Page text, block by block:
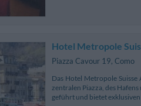
Hotel Metropole
Piazza Cavour 19, Como
Das Hotel Metropole Suisse
zentralen Piazza, des
geführt und bietet exklusiven